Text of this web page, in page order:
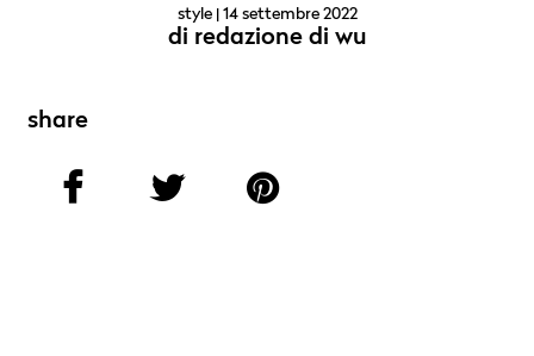
style| 14 settembre 2022
di redazione di wu
share